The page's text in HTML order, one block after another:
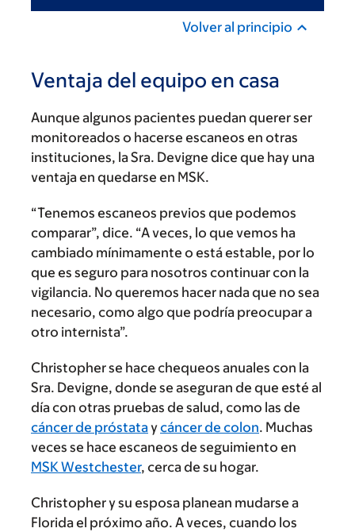
Volver al principio
Ventaja del equipo en casa
Aunque algunos pacientes puedan querer ser
monitoreados o hacerse escaneos en otras
instituciones, la Sra. Devigne dice que hay una
ventaja en quedarse en MSK.
“Tenemos escaneos previos que podemos
comparar”, dice. “A veces, lo que vemos ha
cambiado mínimamente o está estable, por lo
que es seguro para nosotros continuar con la
vigilancia. No queremos hacer nada que no sea
necesario, como algo que podría preocupar a
otro internista”.
Christopher se hace chequeos anuales con la
Sra. Devigne, donde se aseguran de que esté al
día con otras pruebas de salud, como las de
cáncer de próstataycáncer de colon. Muchas
veces se hace escaneos de seguimiento en
MSK Westchester, cerca de su hogar.
Christopher y su esposa planean mudarse a
Florida el próximo año. A veces, cuando los